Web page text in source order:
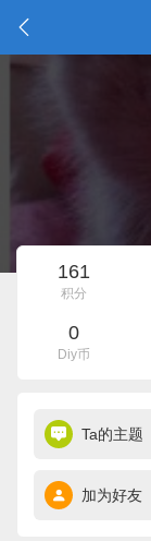
161
积分
0
Diy币
Ta的主题
加为好友